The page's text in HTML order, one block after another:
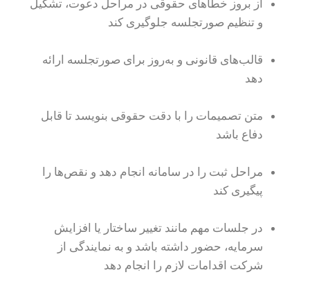
از بروز خطاهای حقوقی در مراحل دعوت، تشکیل
و تنظیم صورتجلسه جلوگیری کند
قالب‌های قانونی و به‌روز برای صورتجلسه ارائه
دهد
متن تصمیمات را با دقت حقوقی بنویسد تا قابل
دفاع باشد
مراحل ثبت را در سامانه انجام دهد و نقص‌ها را
پیگیری کند
در جلسات مهم مانند تغییر ساختار یا افزایش
سرمایه، حضور داشته باشد و به نمایندگی از
شرکت اقدامات لازم را انجام دهد